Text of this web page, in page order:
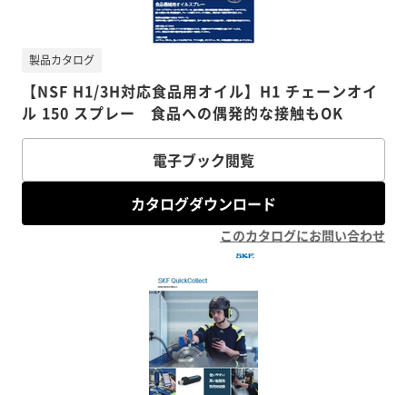
【NSF H1/3H対応食品用オイル】H1 チェーンオイ
ル 150 スプレー 食品への偶発的な接触もOK
製品カタログ
電子ブック閲覧
カタログダウンロード
このカタログにお問い合わせ